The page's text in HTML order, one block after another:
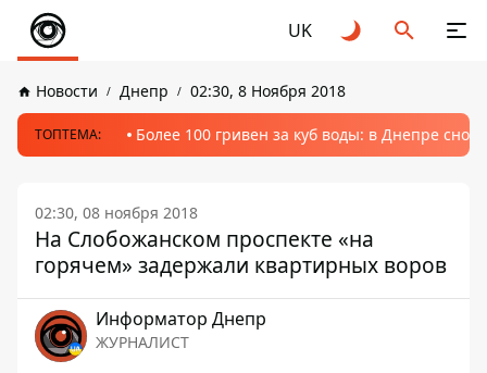
UK
Новости Днепр 02:30, 8 Ноября 2018
ТОПТЕМА: Более 100 гривен за куб воды: в Днепре
02:30, 08 ноября 2018
На Слобожанском проспекте «на
горячем» задержали квартирных воров
Информатор Днепр
ЖУРНАЛИСТ